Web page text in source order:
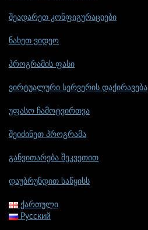
შეადარეთ კონფიგურაციები
ნახეთ ვიდეო
პროგრამის ფასი
ვირტუალური სერვერის დაქირავება
უფასო ჩამოტვირთვა
შეიძინეთ პროგრამა
განვითარება შეკვეთით
დაუბრუნდით საწყისს
ქართული
Русский